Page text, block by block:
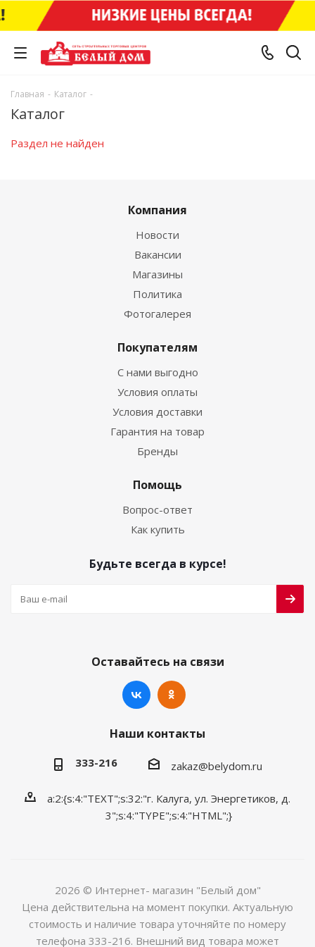
Главная - Каталог -
Каталог
Раздел не найден
Компания
Новости
Вакансии
Магазины
Политика
Фотогалерея
Покупателям
С нами выгодно
Условия оплаты
Условия доставки
Гарантия на товар
Бренды
Помощь
Вопрос-ответ
Как купить
Будьте всегда в курсе!
Оставайтесь на связи
Наши контакты
333-216 zakaz@belydom.ru
a:2:{s:4:"TEXT";s:32:"г. Калуга, ул. Энергетиков, д.
3";s:4:"TYPE";s:4:"HTML";}
2026 © Интернет- магазин "Белый дом"
Цена действительна на момент покупки. Актуальную
стоимость и наличие товара уточняйте по номеру
телефона 333-216. Внешний вид товара может